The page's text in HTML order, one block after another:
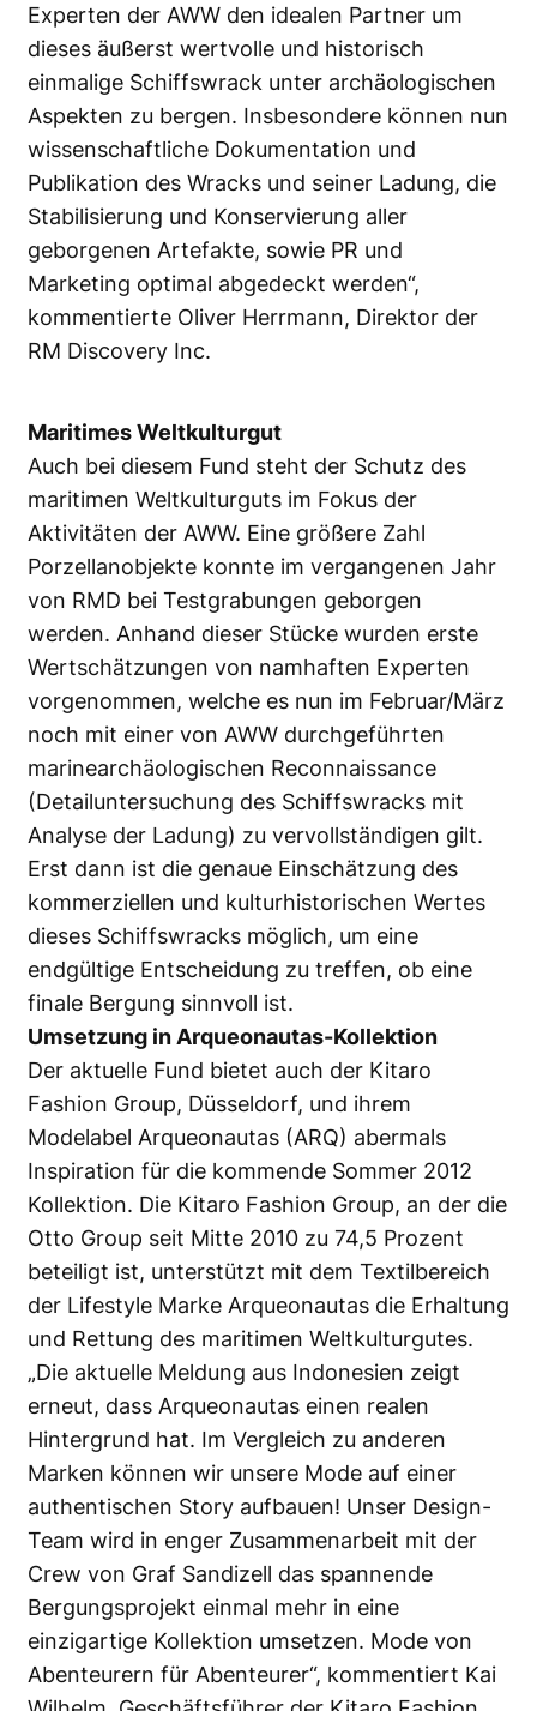
Experten der AWW den idealen Partner um
dieses äußerst wertvolle und historisch
einmalige Schiffswrack unter archäologischen
Aspekten zu bergen. Insbesondere können nun
wissenschaftliche Dokumentation und
Publikation des Wracks und seiner Ladung, die
Stabilisierung und Konservierung aller
geborgenen Artefakte, sowie PR und
Marketing optimal abgedeckt werden“,
kommentierte Oliver Herrmann, Direktor der
RM Discovery Inc.
Maritimes Weltkulturgut
Auch bei diesem Fund steht der Schutz des
maritimen Weltkulturguts im Fokus der
Aktivitäten der AWW. Eine größere Zahl
Porzellanobjekte konnte im vergangenen Jahr
von RMD bei Testgrabungen geborgen
werden. Anhand dieser Stücke wurden erste
Wertschätzungen von namhaften Experten
vorgenommen, welche es nun im Februar/März
noch mit einer von AWW durchgeführten
marinearchäologischen Reconnaissance
(Detailuntersuchung des Schiffswracks mit
Analyse der Ladung) zu vervollständigen gilt.
Erst dann ist die genaue Einschätzung des
kommerziellen und kulturhistorischen Wertes
dieses Schiffswracks möglich, um eine
endgültige Entscheidung zu treffen, ob eine
finale Bergung sinnvoll ist.
Umsetzung in Arqueonautas-Kollektion
Der aktuelle Fund bietet auch der Kitaro
Fashion Group, Düsseldorf, und ihrem
Modelabel Arqueonautas (ARQ) abermals
Inspiration für die kommende Sommer 2012
Kollektion. Die Kitaro Fashion Group, an der die
Otto Group seit Mitte 2010 zu 74,5 Prozent
beteiligt ist, unterstützt mit dem Textilbereich
der Lifestyle Marke Arqueonautas die Erhaltung
und Rettung des maritimen Weltkulturgutes.
„Die aktuelle Meldung aus Indonesien zeigt
erneut, dass Arqueonautas einen realen
Hintergrund hat. Im Vergleich zu anderen
Marken können wir unsere Mode auf einer
authentischen Story aufbauen! Unser Design-
Team wird in enger Zusammenarbeit mit der
Crew von Graf Sandizell das spannende
Bergungsprojekt einmal mehr in eine
einzigartige Kollektion umsetzen. Mode von
Abenteurern für Abenteurer“, kommentiert Kai